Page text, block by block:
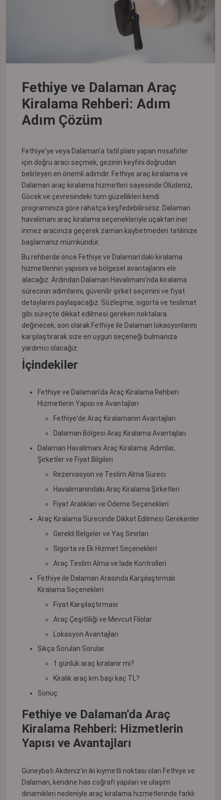
Fethiye ve Dalaman Araç
Kiralama Rehberi: Adım
Adım Çözüm
Fethiye'ye veya Dalaman'a tatil planı yapan misafirler
için doğru aracı seçmek, gezinin keyfini doğrudan
belirleyen en önemli adımdır. Fethiye araç kiralama ve
Dalaman araç kiralama hizmetleri sayesinde Ölüdeniz,
Göcek ve çevresindeki tüm güzellikleri kendi
programınıza göre rahatça keşfedebilirsiniz. Dalaman
havalimanı araç kiralama seçenekleriyle uçaktan iner
inmez aracınıza geçerek zaman kaybetmeden tatilinize
başlamanız mümkündür.
Bu rehberde önce Fethiye ve Dalaman'daki kiralama
hizmetlerinin yapısını ve bölgesel avantajlarını ele
alacağız. Ardından Dalaman Havalimanı'nda kiralama
sürecinin adımlarını, güvenilir şirket seçimini ve fiyat
detaylarını paylaşacağız. Sözleşme, sigorta ve teslimat
gibi süreçte dikkat edilmesi gereken noktalara
değinecek; son olarak Fethiye ile Dalaman lokasyonlarını
karşılaştırarak size en uygun seçeneği bulmanıza
yardımcı olacağız.
İçindekiler
Fethiye ve Dalaman'da Araç Kiralama Rehberi:
Hizmetlerin Yapısı ve Avantajları
Fethiye'de Araç Kiralamanın Avantajları
Dalaman Bölgesi Araç Kiralama Avantajları
Dalaman Havalimanı Araç Kiralama: Adımlar,
Şirketler ve Fiyat Bilgileri
Rezervasyon ve Teslim Alma Süreci
Havalimanındaki Araç Kiralama Şirketleri
Fiyat Aralıkları ve Ödeme Seçenekleri
Araç Kiralama Sürecinde Dikkat Edilmesi Gerekenler
Gerekli Belgeler ve Yaş Sınırları
Sigorta ve Ek Hizmet Seçenekleri
Araç Teslim Alma ve İade Kontrolleri
Fethiye ile Dalaman Arasında Karşılaştırmalı
Kiralama Seçenekleri
Fiyat Karşılaştırması
Araç Çeşitliliği ve Mevcut Filolar
Lokasyon Avantajları
Sıkça Sorulan Sorular
1 günlük araç kiralanır mı?
Kiralık araç km başı kaç TL?
Sonuç
Fethiye ve Dalaman'da Araç
Kiralama Rehberi: Hizmetlerin
Yapısı ve Avantajları
Güneybatı Akdeniz'in iki kıymetli noktası olan Fethiye ve
Dalaman, kendine has coğrafi yapıları ve ulaşım
dinamikleri nedeniyle araç kiralama hizmetlerinde farklı